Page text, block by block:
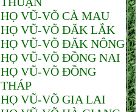
HỌ VŨ-VÕ CÀ MAU
HỌ VŨ-VÕ ĐĂK LẮK
HỌ VŨ-VÕ ĐĂK NÔNG
HỌ VŨ-VÕ ĐỒNG NAI
HỌ VŨ-VÕ ĐỒNG
THÁP
HỌ VŨ-VÕ GIA LAI